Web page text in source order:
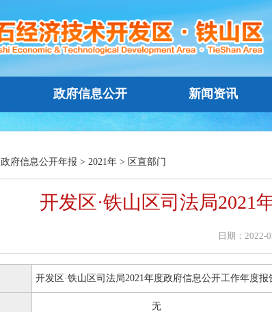
政府信息公开 新闻资讯
政府信息公开年报 > 2021年 > 区直部门
开发区·铁山区司法局2021
日期：2022-
开发区·铁山区司法局2021年度政府信息公开工作年度报
无